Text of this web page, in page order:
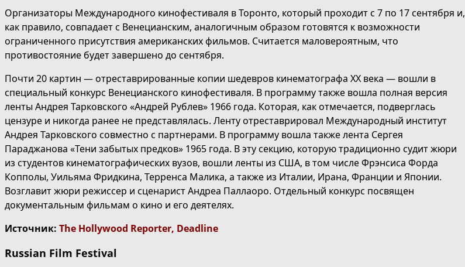
Организаторы Международного кинофестиваля в Торонто, который проходит с 7 по 17 сентября и,
как правило, совпадает с Венецианским, аналогичным образом готовятся к возможности
ограниченного присутствия американских фильмов. Считается маловероятным, что
противостояние будет завершено до сентября.
Почти 20 картин — отреставрированные копии шедевров кинематографа ХХ века — вошли в
специальный конкурс Венецианского кинофестиваля. В программу также вошла полная версия
ленты Андрея Тарковского «Андрей Рублев» 1966 года. Которая, как отмечается, подверглась
цензуре и никогда ранее не представлялась. Ленту отреставрировал Международный институт
Андрея Тарковского совместно с партнерами. В программу вошла также лента Сергея
Параджанова «Тени забытых предков» 1965 года. В эту секцию, которую традиционно судит жюри
из студентов кинематографических вузов, вошли ленты из США, в том числе Фрэнсиса Форда
Копполы, Уильяма Фридкина, Терренса Малика, а также из Италии, Ирана, Франции и Японии.
Возглавит жюри режиссер и сценарист Андреа Паллаоро. Отдельный конкурс посвящен
документальным фильмам о кино и его деятелях.
Источник: The Hollywood Reporter, Deadline
Russian Film Festival